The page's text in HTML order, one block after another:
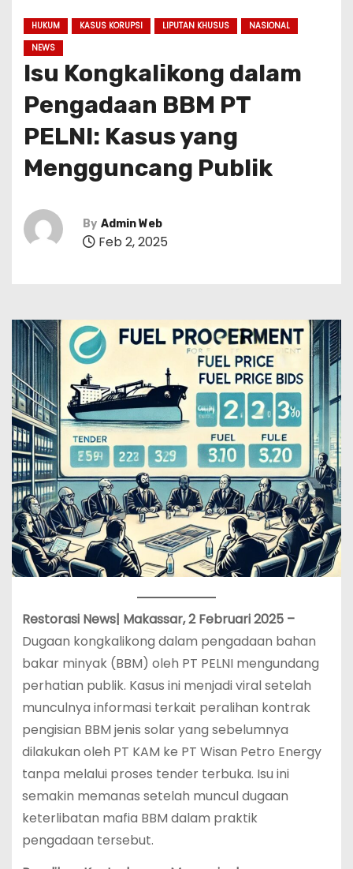
HUKUM KASUS KORUPSI LIPUTAN KHUSUS
NASIONAL
NEWS
Isu Kongkalikong dalam
Pengadaan BBM PT
PELNI: Kasus yang
Mengguncang Publik
By Admin Web
Feb 2, 2025
Restorasi News| Makassar, 2 Februari 2025 –
Dugaan kongkalikong dalam pengadaan bahan
bakar minyak (BBM) oleh PT PELNI mengundang
perhatian publik. Kasus ini menjadi viral setelah
munculnya informasi terkait peralihan kontrak
pengisian BBM jenis solar yang sebelumnya
dilakukan oleh PT KAM ke PT Wisan Petro Energy
tanpa melalui proses tender terbuka. Isu ini
semakin memanas setelah muncul dugaan
keterlibatan mafia BBM dalam praktik
pengadaan tersebut.